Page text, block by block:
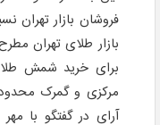
فروشان بازار تهران
بازار طلای تهران
برای خرید شمش
مرکزی و گمرک
آرای در گفتگو با